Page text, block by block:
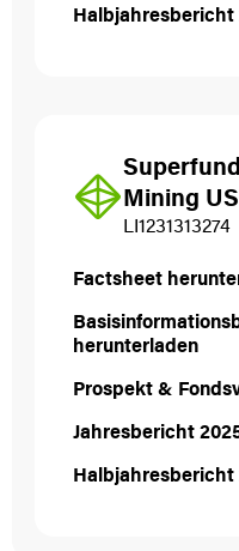
Halbjahresbericht
Mining
LI1231313274
Factsheet
herunterladen
Prospekt &
Jahresbericht
Halbjahresbericht